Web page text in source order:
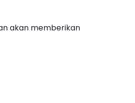
akan memberikan